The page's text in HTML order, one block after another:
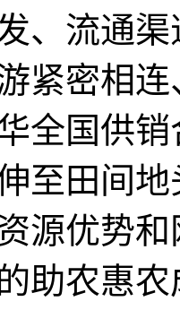
、流通
紧密相
全国供
至田间
源优势
助农惠